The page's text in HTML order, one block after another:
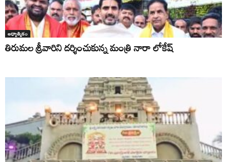
ఆధ్యాత్మికం
తిరుమల శ్రీవారిని దర్శించుకున్న మంత్రి నారా లోకేష్